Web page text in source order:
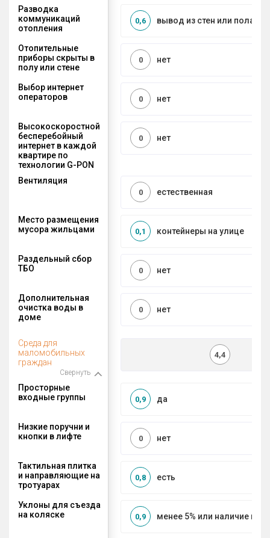
Разводка
коммуникаций
отопления
вывод из стен или пола
0,6
Отопительные
приборы скрыты в
полу или стене
нет
0
Выбор интернет
операторов
нет
0
Высокоскоростной
бесперебойный
интернет в каждой
квартире по
технологии G-PON
нет
0
Вентиляция
естественная
0
Место размещения
мусора жильцами
контейнеры на улице
0,1
Раздельный сбор
ТБО
нет
0
Дополнительная
очистка воды в
доме
нет
0
Среда для
маломобильных
граждан
Свернуть
4,4
Просторные
входные группы
да
0,9
Низкие поручни и
кнопки в лифте
нет
0
Тактильная плитка
и направляющие на
тротуарах
есть
0,8
Уклоны для съезда
на коляске
менее 5% или наличие
0,9